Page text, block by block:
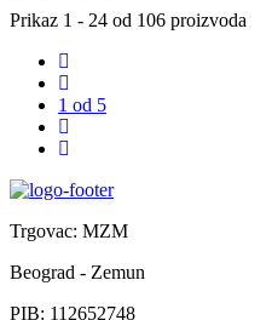
Prikaz 1 - 24 od 106 proizvoda
1 od 5
Trgovac: MZM
Beograd - Zemun
PIB: 112652748